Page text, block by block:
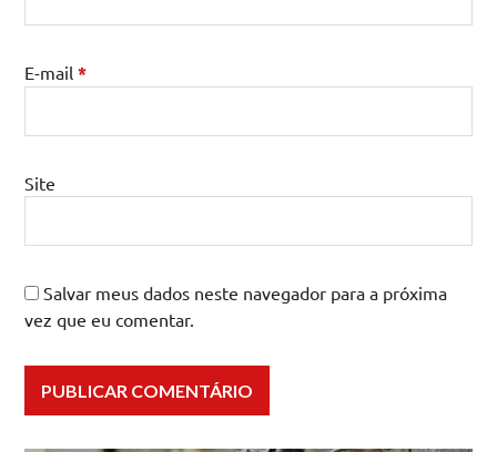
E-mail*
Site
Salvar meus dados neste navegador para a próxima
vez que eu comentar.